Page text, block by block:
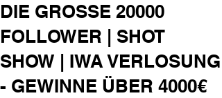
DIE GROSSE 20000
FOLLOWER | SHOT
SHOW | IWA VERLOSUNG
- GEWINNE ÜBER 4000€